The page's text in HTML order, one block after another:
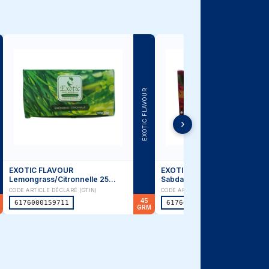
›
TANGUI Eau Minérale 1 litre
CODE ARTICLE DÉCLARÉ (GTIN)
6174000003164
TANGUI
1
LTR
TANGUI Eau Minerale Citron 1
Litre
CODE ARTICLE DÉCLARÉ (GTIN)
6174000003171